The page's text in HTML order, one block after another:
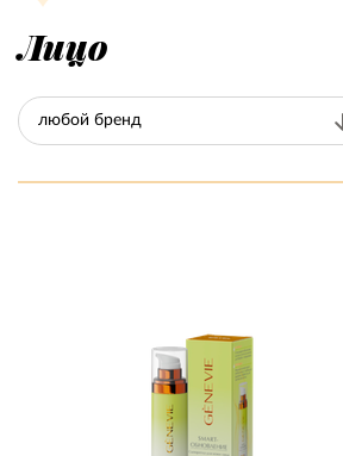
Лицо
любой бренд